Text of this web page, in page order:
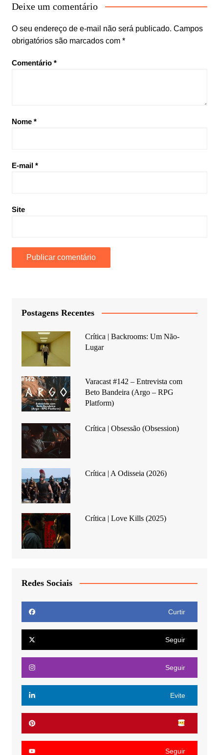
Deixe um comentário
O seu endereço de e-mail não será publicado. Campos
obrigatórios são marcados com *
Comentário *
Nome *
E-mail *
Site
Postagens Recentes
Crítica | Backrooms: Um Não-
Lugar
Varacast #142 – Entrevista com
Beto Bandeira (Argo – RPG
Platform)
Crítica | Obsessão (Obsession)
Crítica | A Odisseia (2026)
Crítica | Love Kills (2025)
Redes Sociais
Curtir
Seguir
Seguir
Evite
Seguir